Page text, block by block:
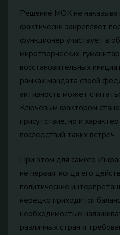
Решение МОК не
фактически закрепляет
функционер участвует в
миротворческих,
восстановительных
рамках мандата своей
активность может
Ключевым фактором
присутствие, но и
последствий таких встреч.
При этом для самого
не первая, когда его
политические
нередко приходится
необходимостью
различных стран и